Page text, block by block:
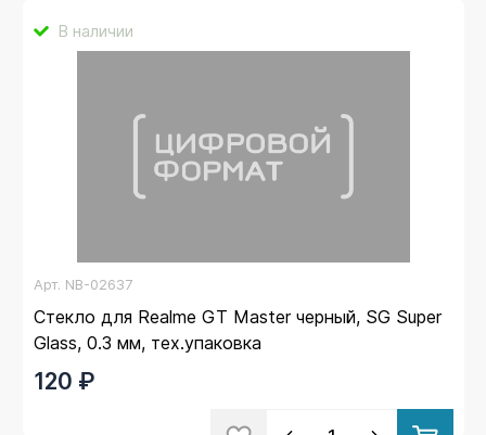
В наличии
Арт. NB-02637
Стекло для Realme GT Master черный, SG Super
Glass, 0.3 мм, тех.упаковка
120 ₽